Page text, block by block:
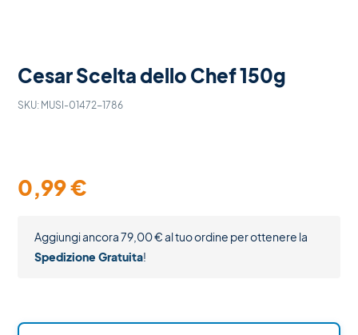
Cesar Scelta dello Chef 150g
SKU: MUSI-01472-1786
0,99€
Aggiungi ancora79,00€al tuo ordine per ottenere la
Spedizione Gratuita!